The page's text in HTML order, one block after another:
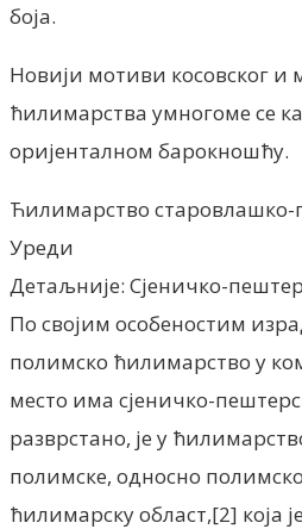
боја.
Новији мотиви косовског и
ћилимарства умногоме се
оријенталном барокношћу.
Ћилимарство старовлашко-
Уреди
Детаљније: Сјеничко-
По својим особеностим
полимско ћилимарство у
место има сјеничко-
разврстано, је у
полимске, односно
ћилимарску област,[2] која